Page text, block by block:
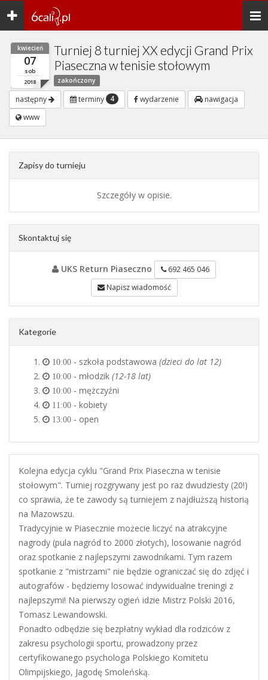
Toggle
navigation
kwiecień
07
sob
2018
Turniej 8 turniej XX edycji Grand Prix
Piaseczna w tenisie stołowym
zakończony
następny terminy 4 wydarzenie
nawigacja
www
Zapisy do turnieju
Szczegóły w opisie.
Skontaktuj się
UKS Return Piaseczno
692 465 046
Napisz wiadomość
Kategorie
10:00 - szkoła podstawowa (dzieci do lat 12)
10:00 - młodzik (12-18 lat)
10:00 - mężczyźni
11:00 - kobiety
13:00 - open
Kolejna edycja cyklu "Grand Prix Piaseczna w tenisie
stołowym". Turniej rozgrywany jest po raz dwudziesty (20!)
co sprawia, że te zawody są turniejem z najdłuższą historią
na Mazowszu.
Tradycyjnie w Piasecznie możecie liczyć na atrakcyjne
nagrody (pula nagród to 2000 złotych), losowanie nagród
oraz spotkanie z najlepszymi zawodnikami. Tym razem
spotkanie z "mistrzami" nie będzie ograniczać się do zdjęć i
autografów - będziemy losować indywidualne treningi z
najlepszymi! Na pierwszy ogień idzie Mistrz Polski 2016,
Tomasz Lewandowski.
Ponadto odbędzie się bezpłatny wykład dla rodziców z
zakresu psychologii sportu, prowadzony przez
certyfikowanego psychologa Polskiego Komitetu
Olimpijskiego, Jagodę Smoleńską.